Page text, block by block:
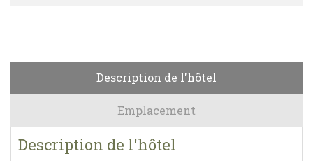
Description de l'hôtel
Emplacement
Description de l'hôtel